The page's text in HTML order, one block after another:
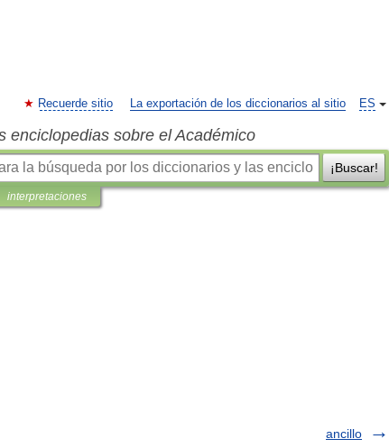
ES
Recuerde sitio La exportación de los diccionarios al sitio
enciclopedias sobre el Académico
¡Buscar!
interpretaciones
ancillo